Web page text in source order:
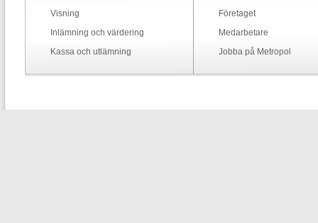
Visning
Inlämning och värdering
Kassa och utlämning
Företaget
Medarbetare
Jobba på Metropol